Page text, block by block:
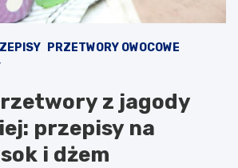
PRZETWORY OWOCOWE
z jagody
przepisy na
i dżem